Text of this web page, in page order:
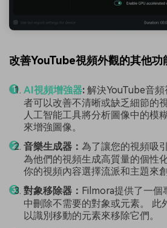
改善YouTube視頻外觀的其他功
AI視頻增強器: 解決YouTube音
者可以改善不清晰或缺乏細節的
人工智能工具將分析圖像中的模
來增強圖像。
音樂生成器： 為了讓您的視頻吸
為他們的視頻生成高質量的個性
你的視頻內容選擇流派和主題來創
對象移除器： Filmora提供了一個
中刪除不需要的對象或元素。 此
以識別移動的元素來移除它們。